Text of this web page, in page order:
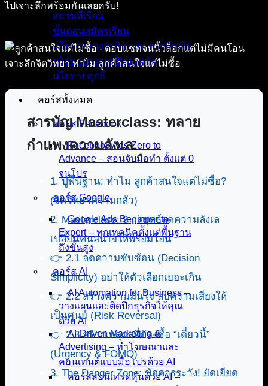
สถานที่เรียน
ขั้นตอนสมัครเรียน
นโยบายทางธุรกิจ และ การคืนเงิน
นโยบายความเป็นส่วนตัว
นโยบายคุกกี้
คอร์สทั้งหมด
คอร์ส Facebook
Facebook Ads Zero to
Advance – สอนจับมือทำ ตั้งแต่ 0
จนโปร
คอร์ส Google
Google Ads Beginner to
Expert – ทุกเทคนิคตั้งแต่พื้นฐาน
ถึงขั้นสูง
คอร์ส AI
AI Automation for Business –
วางแผนและติดปีกธุรกิจให้คุณ
ด้วย AI
AI-Driven Marketing &
Advertising – ทำโฆษณาและ
คอนเทนต์แบบมือโปรด้วย AI
คอร์สสอนเทรดหุ้นด้วย AI –
ไปเจาะลึกพร้อมกันเลยครับ!
สารบัญ Masterclass: ทลาย
กำแพงความลังเล
1. ปูพื้นฐาน: ทำไม ลูกค้าสนใจแต่ไม่ซื้อ?
(จิตวิทยาความกลัว)
2. Masterclass: 3 กลยุทธ์ลดความลังเล
เปลี่ยนคนสนใจให้พร้อมโอน
👉 2.1 ลดความซับซ้อน (Decision
Simplicity) อย่าให้ตัวเลือกเยอะเกิน
👉 2.2 สร้างความมั่นใจ ลบความเสี่ยงให้
เป็นศูนย์ (Risk Reversal)
👉 2.3 สร้างเหตุผลที่ต้องซื้อ “เดี๋ยวนี้”
(Urgency & FOMO)
3. The Danger Zone: ข้อควรระวัง! ยัดเยียด